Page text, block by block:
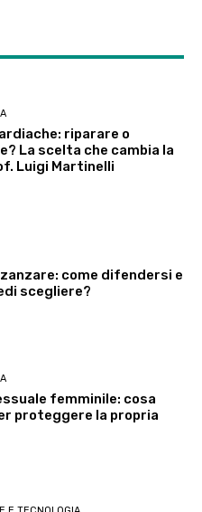
riparare o
La scelta che cambia la
Luigi Martinelli
come difendersi e
scegliere?
femminile: cosa
proteggere la propria